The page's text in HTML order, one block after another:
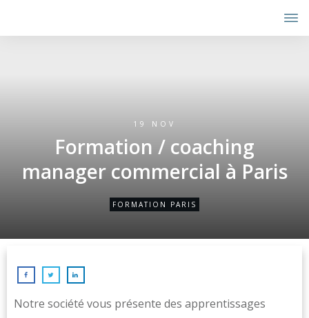
19 NOV
Formation / coaching
manager commercial à Paris
FORMATION PARIS
Notre société vous présente des apprentissages